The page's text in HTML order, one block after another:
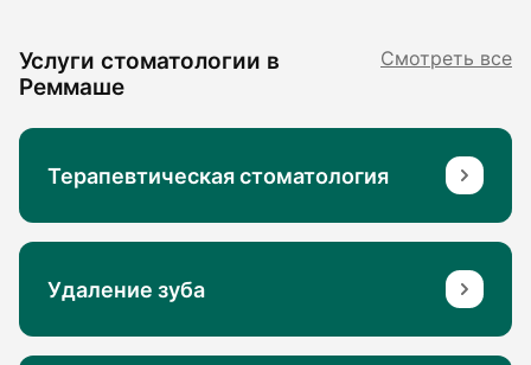
Услуги стоматологии в
Реммаше
Смотреть все
Терапевтическая стоматология
Удаление зуба